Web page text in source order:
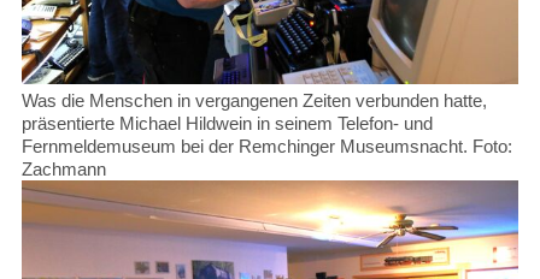
Was die Menschen in vergangenen Zeiten verbunden hatte,
präsentierte Michael Hildwein in seinem Telefon- und
Fernmeldemuseum bei der Remchinger Museumsnacht. Foto:
Zachmann